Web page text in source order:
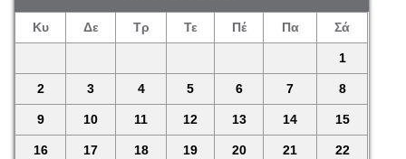
Κυ Δε Τρ Τε Πέ Πα Σά
1
2 3 4 5 6 7 8
9 10 11 12 13 14 15
16 17 18 19 20 21 22